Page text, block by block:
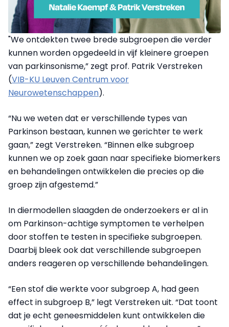
"We ontdekten twee brede subgroepen die verder
kunnen worden opgedeeld in vijf kleinere groepen
van parkinsonisme,” zegt prof. Patrik Verstreken
(VIB-KU Leuven Centrum voor
Neurowetenschappen).
“Nu we weten dat er verschillende types van
Parkinson bestaan, kunnen we gerichter te werk
gaan,” zegt Verstreken. “Binnen elke subgroep
kunnen we op zoek gaan naar specifieke biomerkers
en behandelingen ontwikkelen die precies op die
groep zijn afgestemd.”
In diermodellen slaagden de onderzoekers er al in
om Parkinson-achtige symptomen te verhelpen
door stoffen te testen in specifieke subgroepen.
Daarbij bleek ook dat verschillende subgroepen
anders reageren op verschillende behandelingen.
“Een stof die werkte voor subgroep A, had geen
effect in subgroep B,” legt Verstreken uit. “Dat toont
dat je echt geneesmiddelen kunt ontwikkelen die